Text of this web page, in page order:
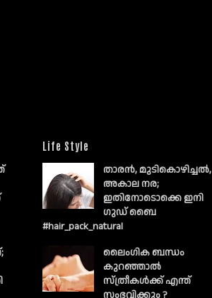
Life Style
താരൻ, മുടികൊഴിച്ചൽ,
അകാല നര;
ഇതിനോടൊക്കെ ഇനി
ഗുഡ് ബൈ
#hair_pack_natural
ലൈംഗിക ബന്ധം
കുറഞ്ഞാല്‍
സ്ത്രീകള്‍ക്ക് എന്ത്
സംഭവിക്കും ?